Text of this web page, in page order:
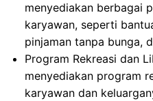
menyediakan berbagai
karyawan, seperti
pinjaman tanpa bunga,
Program Rekreasi dan
menyediakan program
karyawan dan